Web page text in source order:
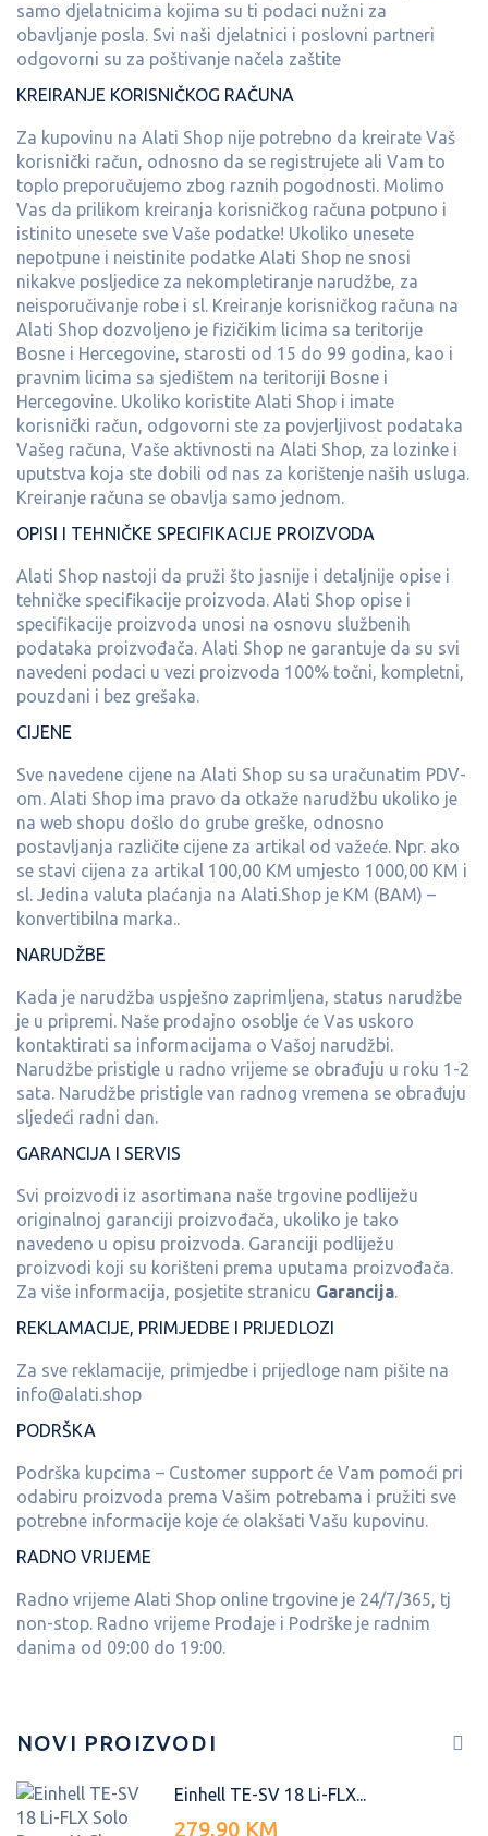
samo djelatnicima kojima su ti podaci nužni za
obavljanje posla. Svi naši djelatnici i poslovni partneri
odgovorni su za poštivanje načela zaštite
KREIRANJE KORISNIČKOG RAČUNA
Za kupovinu na Alati Shop nije potrebno da kreirate Vaš
korisnički račun, odnosno da se registrujete ali Vam to
toplo preporučujemo zbog raznih pogodnosti. Molimo
Vas da prilikom kreiranja korisničkog računa potpuno i
istinito unesete sve Vaše podatke! Ukoliko unesete
nepotpune i neistinite podatke Alati Shop ne snosi
nikakve posljedice za nekompletiranje narudžbe, za
neisporučivanje robe i sl. Kreiranje korisničkog računa na
Alati Shop dozvoljeno je fizičikim licima sa teritorije
Bosne i Hercegovine, starosti od 15 do 99 godina, kao i
pravnim licima sa sjedištem na teritoriji Bosne i
Hercegovine. Ukoliko koristite Alati Shop i imate
korisnički račun, odgovorni ste za povjerljivost podataka
Vašeg računa, Vaše aktivnosti na Alati Shop, za lozinke i
uputstva koja ste dobili od nas za korištenje naših usluga.
Kreiranje računa se obavlja samo jednom.
OPISI I TEHNIČKE SPECIFIKACIJE PROIZVODA
Alati Shop nastoji da pruži što jasnije i detaljnije opise i
tehničke specifikacije proizvoda. Alati Shop opise i
specifikacije proizvoda unosi na osnovu službenih
podataka proizvođača. Alati Shop ne garantuje da su svi
navedeni podaci u vezi proizvoda 100% točni, kompletni,
pouzdani i bez grešaka.
CIJENE
Sve navedene cijene na Alati Shop su sa uračunatim PDV-
om. Alati Shop ima pravo da otkaže narudžbu ukoliko je
na web shopu došlo do grube greške, odnosno
postavljanja različite cijene za artikal od važeće. Npr. ako
se stavi cijena za artikal 100,00 KM umjesto 1000,00 KM i
sl. Jedina valuta plaćanja na Alati.Shop je KM (BAM) –
konvertibilna marka..
NARUDŽBE
Kada je narudžba uspješno zaprimljena, status narudžbe
je u pripremi. Naše prodajno osoblje će Vas uskoro
kontaktirati sa informacijama o Vašoj narudžbi.
Narudžbe pristigle u radno vrijeme se obrađuju u roku 1-2
sata. Narudžbe pristigle van radnog vremena se obrađuju
sljedeći radni dan.
GARANCIJA I SERVIS
Svi proizvodi iz asortimana naše trgovine podliježu
originalnoj garanciji proizvođača, ukoliko je tako
navedeno u opisu proizvoda. Garanciji podliježu
proizvodi koji su korišteni prema uputama proizvođača.
Za više informacija, posjetite stranicu Garancija.
REKLAMACIJE, PRIMJEDBE I PRIJEDLOZI
Za sve reklamacije, primjedbe i prijedloge nam pišite na
info@alati.shop
PODRŠKA
Podrška kupcima – Customer support će Vam pomoći pri
odabiru proizvoda prema Vašim potrebama i pružiti sve
potrebne informacije koje će olakšati Vašu kupovinu.
RADNO VRIJEME
Radno vrijeme Alati Shop online trgovine je 24/7/365, tj
non-stop. Radno vrijeme Prodaje i Podrške je radnim
danima od 09:00 do 19:00.
NOVI PROIZVODI
Einhell TE-SV 18 Li-FLX...
279,90 KM